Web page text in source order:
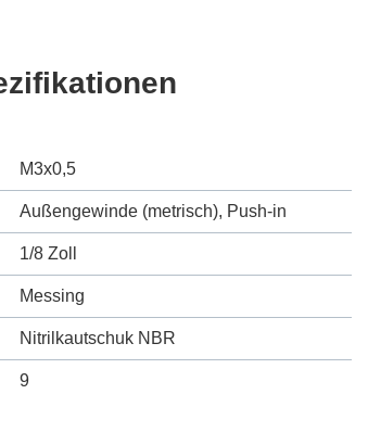
M3x0,5
Außengewinde (metrisch), Push-in
1/8 Zoll
Messing
Nitrilkautschuk NBR
9